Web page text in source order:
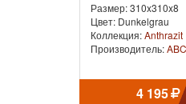
Размер: 310x310x8
Цвет: Dunkelgrau
Коллекция:Anthrazit
Производитель:
4 195